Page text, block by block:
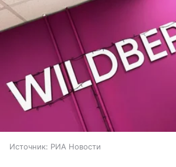
Источник: РИА Новости